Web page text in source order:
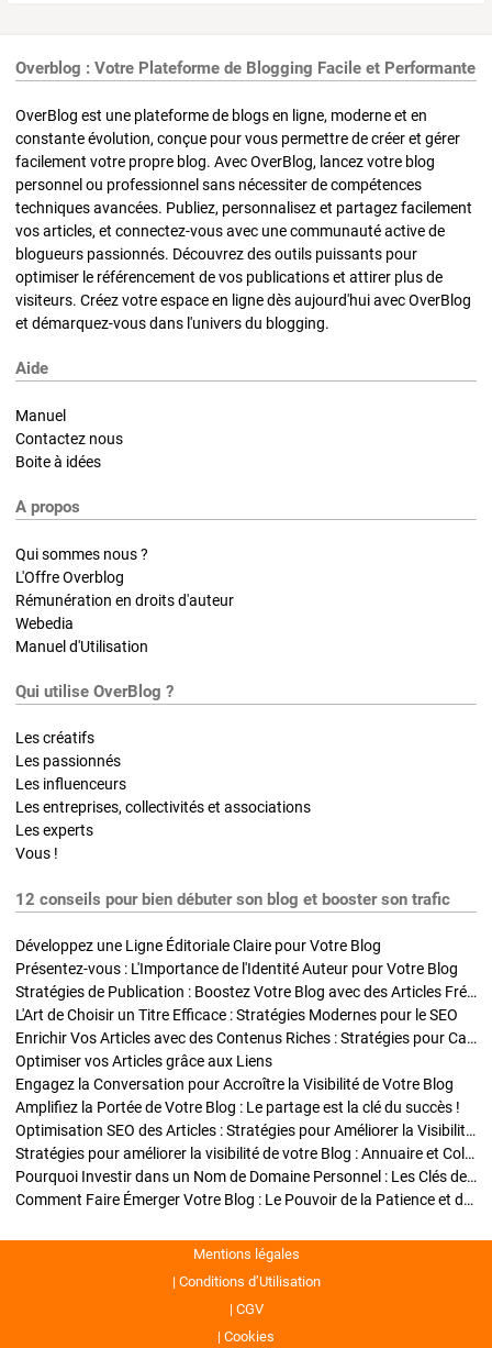
Overblog : Votre Plateforme de Blogging Facile et Performante
OverBlog est une plateforme de blogs en ligne, moderne et en
constante évolution, conçue pour vous permettre de créer et gérer
facilement votre propre blog. Avec OverBlog, lancez votre blog
personnel ou professionnel sans nécessiter de compétences
techniques avancées. Publiez, personnalisez et partagez facilement
vos articles, et connectez-vous avec une communauté active de
blogueurs passionnés. Découvrez des outils puissants pour
optimiser le référencement de vos publications et attirer plus de
visiteurs. Créez votre espace en ligne dès aujourd'hui avec OverBlog
et démarquez-vous dans l'univers du blogging.
Aide
Manuel
Contactez nous
Boite à idées
A propos
Qui sommes nous ?
L'Offre Overblog
Rémunération en droits d'auteur
Webedia
Manuel d'Utilisation
Qui utilise OverBlog ?
Les créatifs
Les passionnés
Les influenceurs
Les entreprises, collectivités et associations
Les experts
Vous !
12 conseils pour bien débuter son blog et booster son trafic
Développez une Ligne Éditoriale Claire pour Votre Blog
Présentez-vous : L'Importance de l'Identité Auteur pour Votre Blog
Stratégies de Publication : Boostez Votre Blog avec des Articles Fréquents et Exclusifs
L'Art de Choisir un Titre Efficace : Stratégies Modernes pour le SEO
Enrichir Vos Articles avec des Contenus Riches : Stratégies pour Captiver et Optimiser
Optimiser vos Articles grâce aux Liens
Engagez la Conversation pour Accroître la Visibilité de Votre Blog
Amplifiez la Portée de Votre Blog : Le partage est la clé du succès !
Optimisation SEO des Articles : Stratégies pour Améliorer la Visibilité de Votre Blog
Stratégies pour améliorer la visibilité de votre Blog : Annuaire et Collaborations
Pourquoi Investir dans un Nom de Domaine Personnel : Les Clés de la Réussite de Votre Blog
Comment Faire Émerger Votre Blog : Le Pouvoir de la Patience et de la Persévérance
Mentions légales
Conditions d’Utilisation
CGV
Cookies